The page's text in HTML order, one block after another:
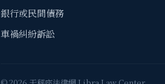
銀行或民間債務
車禍糾紛訴訟